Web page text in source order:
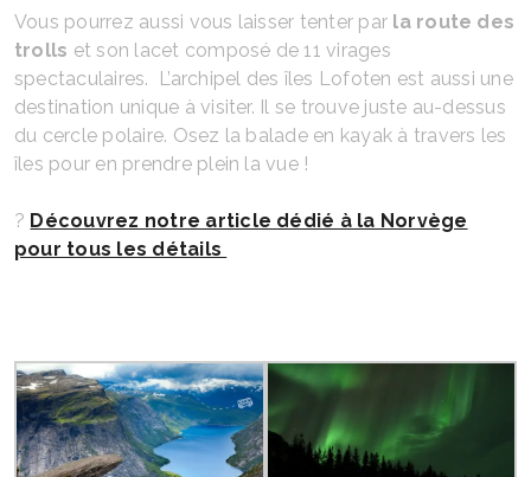
Vous pourrez aussi vous laisser tenter par la route des
trolls et son lacet composé de 11 virages
spectaculaires. L’archipel des îles Lofoten est aussi une
destination unique à visiter. Il se trouve juste au-dessus
du cercle polaire. Osez la balade en kayak à travers les
îles pour en prendre plein la vue !
? Découvrez notre article dédié à la Norvège
pour tous les détails